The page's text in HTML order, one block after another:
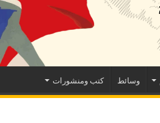
وسائط كتب ومنشورات